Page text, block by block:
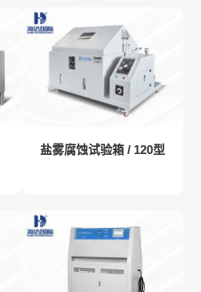
盐雾腐蚀试验箱 / 120型